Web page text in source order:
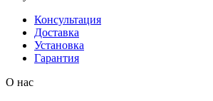
Консультация
Доставка
Установка
Гарантия
О нас